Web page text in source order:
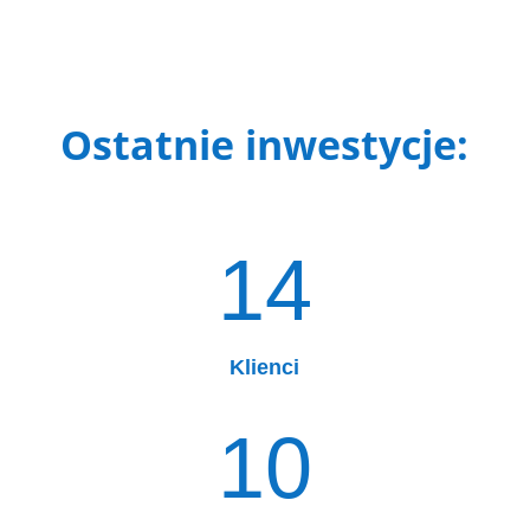
Ostatnie inwestycje:
14
Klienci
10